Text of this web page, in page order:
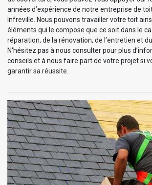
années d’expérience de notre entreprise de
Infreville. Nous pouvons travailler votre toit
éléments qui le compose que ce soit dans le
réparation, de la rénovation, de l’entretien et
N'hésitez pas à nous consulter pour plus
conseils et à nous faire part de votre projet si
garantir sa réussite.